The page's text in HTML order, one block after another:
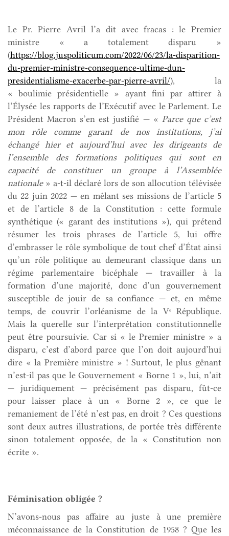
Le Pr. Pierre Avril l’a dit avec fracas : le Premier
ministre « a totalement disparu »
(https://blog.juspoliticum.com/2022/06/23/la-disparition-
du-premier-ministre-consequence-ultime-dun-
presidentialisme-exacerbe-par-pierre-avril/), la
« boulimie présidentielle » ayant fini par attirer à
l’Élysée les rapports de l’Exécutif avec le Parlement. Le
Président Macron s’en est justifié — « Parce que c’est
mon rôle comme garant de nos institutions, j’ai
échangé hier et aujourd’hui avec les dirigeants de
l’ensemble des formations politiques qui sont en
capacité de constituer un groupe à l’Assemblée
nationale» a-t-il déclaré lors de son allocution télévisée
du 22 juin 2022 — en mêlant ses missions de l’article 5
et de l’article 8 de la Constitution : cette formule
synthétique (« garant des institutions »), qui prétend
résumer les trois phrases de l’article 5, lui offre
d’embrasser le rôle symbolique de tout chef d’État ainsi
qu’un rôle politique au demeurant classique dans un
régime parlementaire bicéphale — travailler à la
formation d’une majorité, donc d’un gouvernement
susceptible de jouir de sa confiance — et, en même
temps, de couvrir l’orléanisme de la VeRépublique.
Mais la querelle sur l’interprétation constitutionnelle
peut être poursuivie. Car si « le Premier ministre » a
disparu, c’est d’abord parce que l’on doit aujourd’hui
dire « la Première ministre » ! Surtout, le plus gênant
n’est-il pas que le Gouvernement « Borne 1 », lui, n’ait
— juridiquement — précisément pas disparu, fût-ce
pour laisser place à un « Borne 2 », ce que le
remaniement de l’été n’est pas, en droit ? Ces questions
sont deux autres illustrations, de portée très différente
sinon totalement opposée, de la « Constitution non
écrite ».
Féminisation obligée ?
N’avons-nous pas affaire au juste à une première
méconnaissance de la Constitution de 1958 ? Que les